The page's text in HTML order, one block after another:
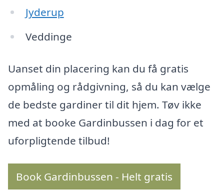
Jyderup
Veddinge
Uanset din placering kan du få gratis
opmåling og rådgivning, så du kan vælge
de bedste gardiner til dit hjem. Tøv ikke
med at booke Gardinbussen i dag for et
uforpligtende tilbud!
Book Gardinbussen - Helt gratis